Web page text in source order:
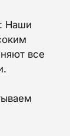
Наши
все